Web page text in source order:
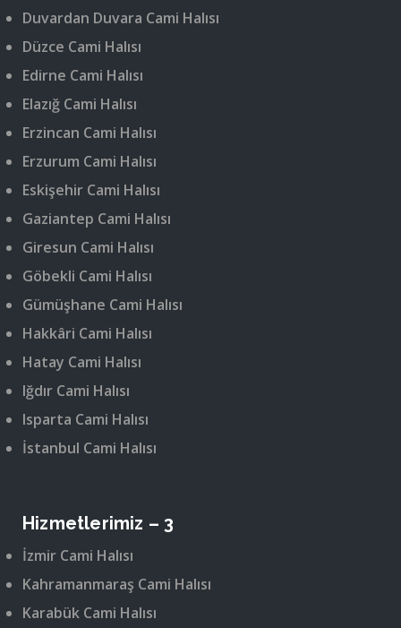
Duvardan Duvara Cami Halısı
Düzce Cami Halısı
Edirne Cami Halısı
Elazığ Cami Halısı
Erzincan Cami Halısı
Erzurum Cami Halısı
Eskişehir Cami Halısı
Gaziantep Cami Halısı
Giresun Cami Halısı
Göbekli Cami Halısı
Gümüşhane Cami Halısı
Hakkâri Cami Halısı
Hatay Cami Halısı
Iğdır Cami Halısı
Isparta Cami Halısı
İstanbul Cami Halısı
Hizmetlerimiz – 3
İzmir Cami Halısı
Kahramanmaraş Cami Halısı
Karabük Cami Halısı